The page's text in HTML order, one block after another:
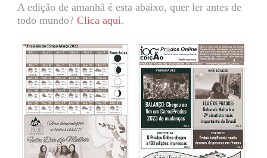
A edição de amanhã é esta abaixo, quer ler antes de
todo mundo? Clica aqui.